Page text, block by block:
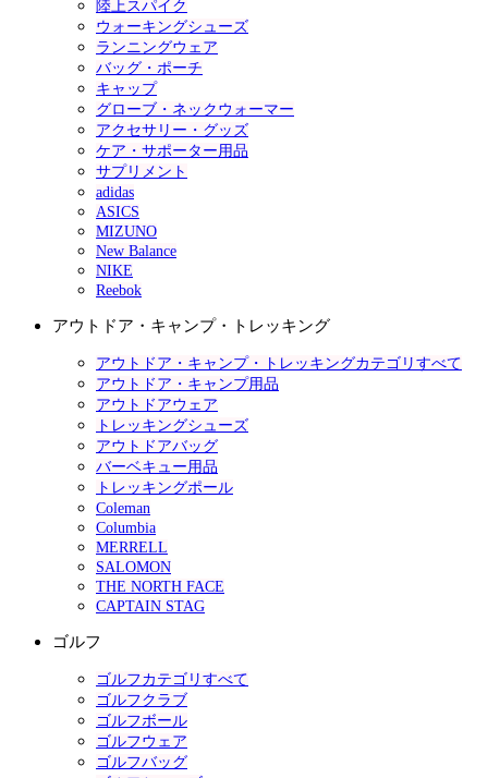
陸上スパイク
ウォーキングシューズ
ランニングウェア
バッグ・ポーチ
キャップ
グローブ・ネックウォーマー
アクセサリー・グッズ
ケア・サポーター用品
サプリメント
adidas
ASICS
MIZUNO
New Balance
NIKE
Reebok
アウトドア・キャンプ・トレッキング
アウトドア・キャンプ・トレッキングカテゴリすべて
アウトドア・キャンプ用品
アウトドアウェア
トレッキングシューズ
アウトドアバッグ
バーベキュー用品
トレッキングポール
Coleman
Columbia
MERRELL
SALOMON
THE NORTH FACE
CAPTAIN STAG
ゴルフ
ゴルフカテゴリすべて
ゴルフクラブ
ゴルフボール
ゴルフウェア
ゴルフバッグ